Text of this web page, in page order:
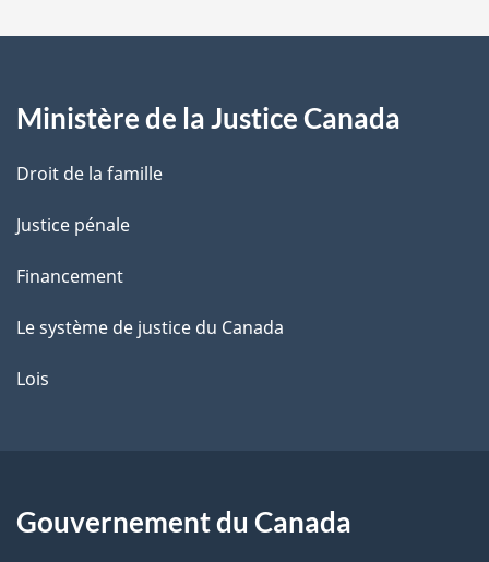
a
e
Ministère de la Justice Canada
Droit de la famille
Justice pénale
Financement
Le système de justice du Canada
Lois
Gouvernement du Canada